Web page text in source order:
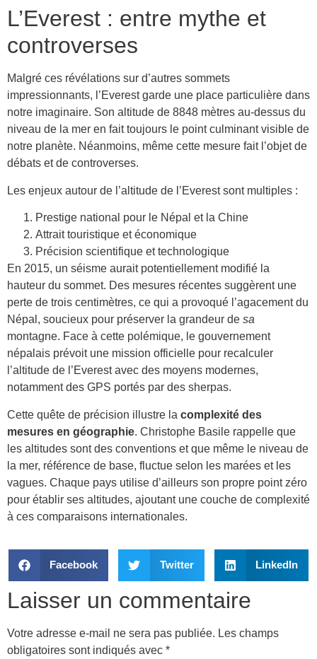
L’Everest : entre mythe et
controverses
Malgré ces révélations sur d’autres sommets
impressionnants, l’Everest garde une place particulière dans
notre imaginaire. Son altitude de 8848 mètres au-dessus du
niveau de la mer en fait toujours le point culminant visible de
notre planète. Néanmoins, même cette mesure fait l’objet de
débats et de controverses.
Les enjeux autour de l’altitude de l’Everest sont multiples :
Prestige national pour le Népal et la Chine
Attrait touristique et économique
Précision scientifique et technologique
En 2015, un séisme aurait potentiellement modifié la
hauteur du sommet. Des mesures récentes suggèrent une
perte de trois centimètres, ce qui a provoqué l’agacement du
Népal, soucieux pour préserver la grandeur de sa
montagne. Face à cette polémique, le gouvernement
népalais prévoit une mission officielle pour recalculer
l’altitude de l’Everest avec des moyens modernes,
notamment des GPS portés par des sherpas.
Cette quête de précision illustre la complexité des
mesures en géographie. Christophe Basile rappelle que
les altitudes sont des conventions et que même le niveau de
la mer, référence de base, fluctue selon les marées et les
vagues. Chaque pays utilise d’ailleurs son propre point zéro
pour établir ses altitudes, ajoutant une couche de complexité
à ces comparaisons internationales.
Facebook Twitter LinkedIn
Laisser un commentaire
Votre adresse e-mail ne sera pas publiée. Les champs
obligatoires sont indiqués avec *